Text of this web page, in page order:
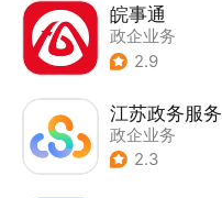
皖事通
政企业务
2.9
江苏政务服务
政企业务
2.3